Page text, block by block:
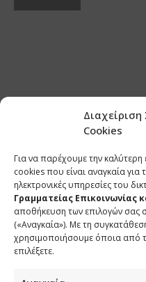
Cookies
Για να παρέχουμε την
cookies που είναι αναγκαία για
ηλεκτρονικές υπηρεσίες του
Γραμματείας Επικοινωνίας
αποθήκευση των επιλογών σας
(«Αναγκαία»). Με τη
χρησιμοποιήσουμε όποια από
επιλέξετε.
ΕΠΙΚΟΙΝΩΝΙΑ
Φραγκούδη 11 &